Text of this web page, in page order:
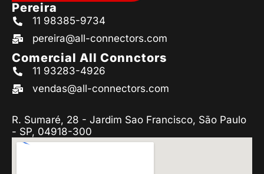
Pereira
11 98385-9734
pereira@all-connectors.com
Comercial All Connctors
11 93283-4926
vendas@all-connectors.com
R. Sumaré, 28 - Jardim Sao Francisco, São Paulo
- SP, 04918-300